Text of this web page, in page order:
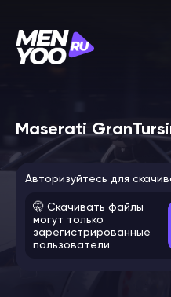
Maserati
Авторизуйтесь для
🤫 Скачивать файлы
могут только
зарегистрированные
пользователи